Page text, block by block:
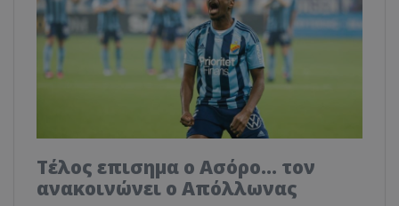
Tέλος επισημα ο Ασόρο... τον
ανακοινώνει ο Απόλλωνας